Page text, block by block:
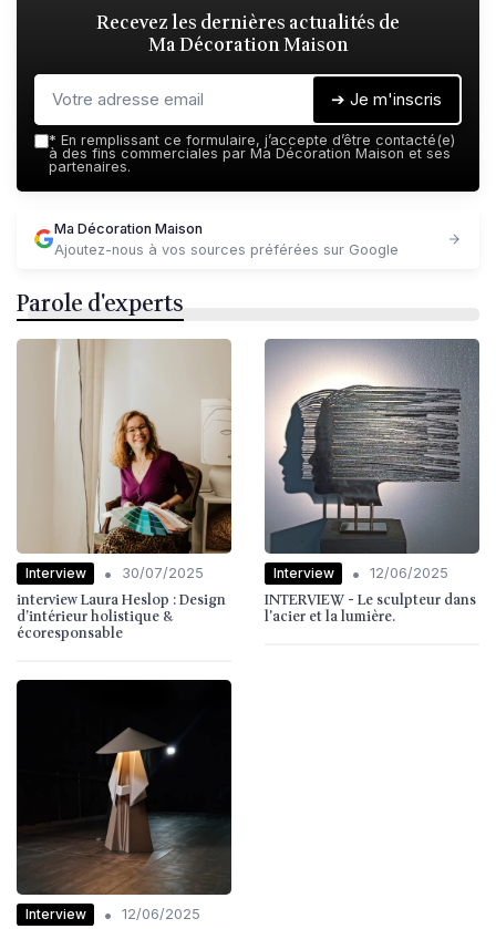
Recevez les dernières actualités de
Ma Décoration Maison
➔ Je m'inscris
* En remplissant ce formulaire, j’accepte d’être contacté(e)
à des fins commerciales par Ma Décoration Maison et ses
partenaires.
Ma Décoration Maison
Ajoutez-nous à vos sources préférées sur Google
Parole d'experts
Interview • 30/07/2025
interview Laura Heslop : Design
d’intérieur holistique &
écoresponsable
Interview • 12/06/2025
INTERVIEW - Le sculpteur dans
l'acier et la lumière.
Interview • 12/06/2025